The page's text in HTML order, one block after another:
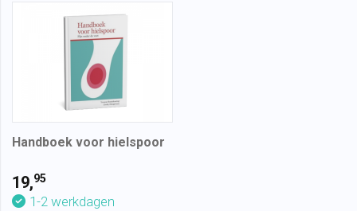
Handboek voor hielspoor
19,95
1-2 werkdagen